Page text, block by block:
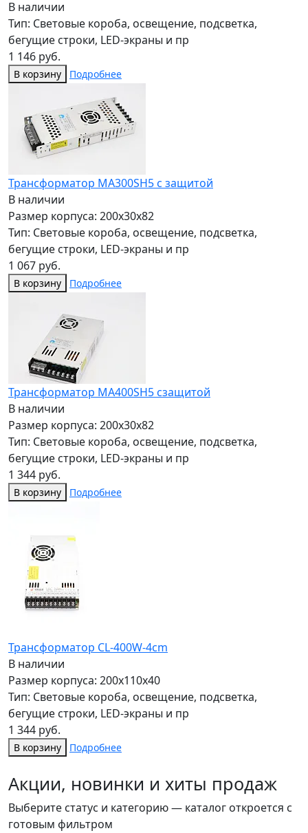
В наличии
Тип: Световые короба, освещение, подсветка,
бегущие строки, LED-экраны и пр
1 146 руб.
В корзину Подробнее
Трансформатор МА300SH5 с защитой
В наличии
Размер корпуса: 200x30x82
Тип: Световые короба, освещение, подсветка,
бегущие строки, LED-экраны и пр
1 067 руб.
В корзину Подробнее
Трансформатор МА400SH5 сзащитой
В наличии
Размер корпуса: 200x30x82
Тип: Световые короба, освещение, подсветка,
бегущие строки, LED-экраны и пр
1 344 руб.
В корзину Подробнее
Трансформатор CL-400W-4cm
В наличии
Размер корпуса: 200x110x40
Тип: Световые короба, освещение, подсветка,
бегущие строки, LED-экраны и пр
1 344 руб.
В корзину Подробнее
Акции, новинки и хиты продаж
Выберите статус и категорию — каталог откроется с
готовым фильтром